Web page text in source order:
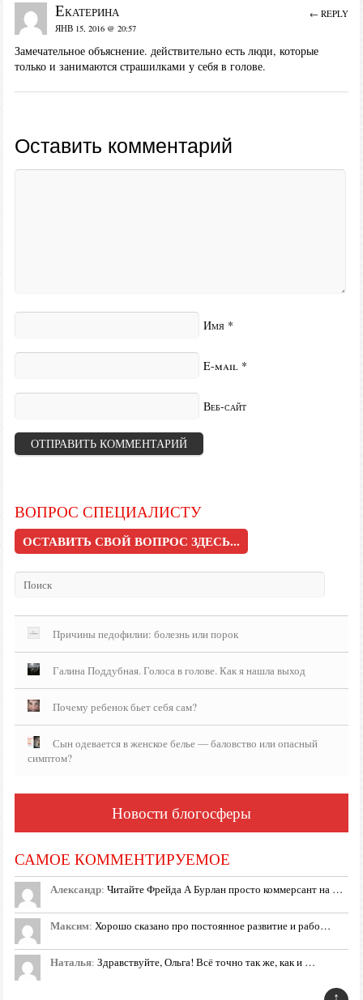
Екатерина
ЯНВ 15, 2016 @ 20:57
Замечательное объяснение. действительно есть люди, которые
только и занимаются страшилками у себя в голове.
← REPLY
Оставить комментарий
Имя *
E-mail *
Веб-сайт
ВОПРОС СПЕЦИАЛИСТУ
ОСТАВИТЬ СВОЙ ВОПРОС ЗДЕСЬ...
Причины педофилии: болезнь или порок
Галина Поддубная. Голоса в голове. Как я нашла выход
Почему ребенок бьет себя сам?
Сын одевается в женское белье — баловство или опасный
симптом?
Новости блогосферы
САМОЕ КОММЕНТИРУЕМОЕ
Александр: Читайте Фрейда А Бурлан просто коммерсант на …
Максим: Хорошо сказано про постоянное развитие и рабо…
Наталья: Здравствуйте, Ольга! Всё точно так же, как и …
↑